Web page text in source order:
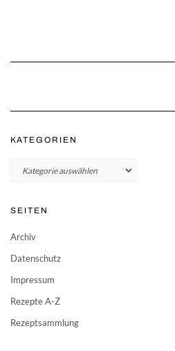
KATEGORIEN
Kategorien
SEITEN
Archiv
Datenschutz
Impressum
Rezepte A-Z
Rezeptsammlung